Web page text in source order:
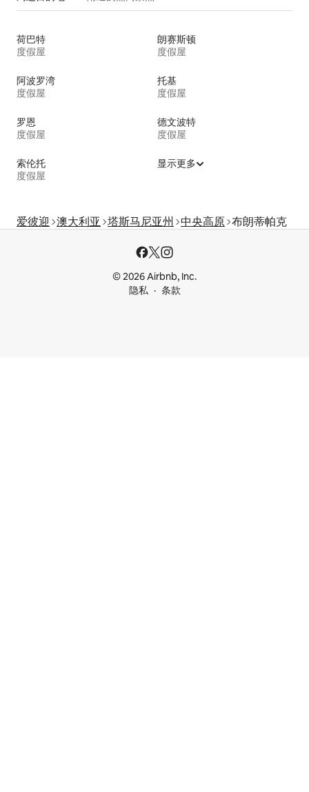
荷巴特
度假屋
朗赛斯顿
度假屋
阿波罗湾
度假屋
托基
度假屋
罗恩
度假屋
德文波特
度假屋
索伦托
度假屋
显示更多
爱彼迎 澳大利亚 塔斯马尼亚州 中央高原 布朗蒂帕克
© 2026 Airbnb, Inc.
隐私
条款